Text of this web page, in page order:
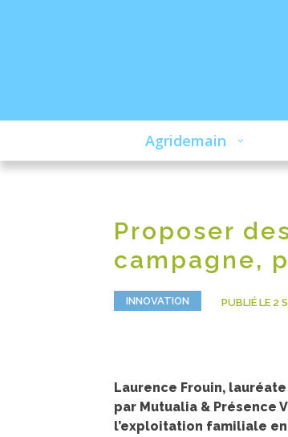
Agridemain
Proposer
campagne,
INNOVATION PUBLIÉ LE 2
Laurence Frouin,
par Mutualia & Présence
l’exploitation familiale